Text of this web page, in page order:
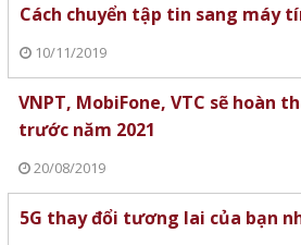
Cách chuyển tập tin sang máy
10/11/2019
VNPT, MobiFone, VTC sẽ hoàn
trước năm 2021
20/08/2019
5G thay đổi tương lai của bạn